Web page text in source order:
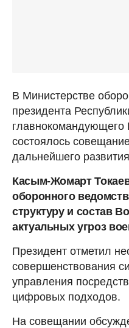
В Министерстве
президента
состоялось
дальнейшего
Касым-Жомарт
оборонного
структуру и состав
актуальных угроз
Президент отметил
совершенствования
управления
цифровых подходов.
На совещании